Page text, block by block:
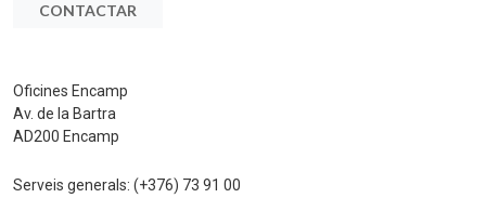
CONTACTAR
Oficines Encamp
Av. de la Bartra
AD200 Encamp
Serveis generals: (+376) 73 91 00